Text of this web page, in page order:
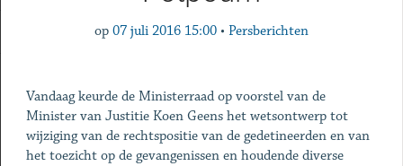
op 07 juli 2016 15:00 • Persberichten
Vandaag keurde de Ministerraad op voorstel van de
Minister van Justitie Koen Geens het wetsontwerp tot
wijziging van de rechtspositie van de gedetineerden en van
het toezicht op de gevangenissen en houdende diverse